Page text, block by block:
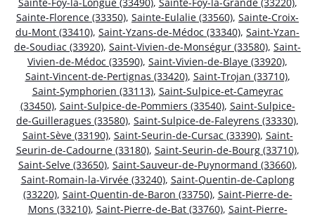
Sainte-Florence (33350), Sainte-Eulalie (33560), Sainte-Croix-
du-Mont (33410), Saint-Yzans-de-Médoc (33340), Saint-Yzan-
de-Soudiac (33920), Saint-Vivien-de-Monségur (33580), Saint-
Vivien-de-Médoc (33590), Saint-Vivien-de-Blaye (33920),
Saint-Vincent-de-Pertignas (33420), Saint-Trojan (33710),
Saint-Symphorien (33113), Saint-Sulpice-et-Cameyrac
(33450), Saint-Sulpice-de-Pommiers (33540), Saint-Sulpice-
de-Guilleragues (33580), Saint-Sulpice-de-Faleyrens (33330),
Saint-Sève (33190), Saint-Seurin-de-Cursac (33390), Saint-
Seurin-de-Cadourne (33180), Saint-Seurin-de-Bourg (33710),
Saint-Selve (33650), Saint-Sauveur-de-Puynormand (33660),
Saint-Romain-la-Virvée (33240), Saint-Quentin-de-Caplong
(33220), Saint-Quentin-de-Baron (33750), Saint-Pierre-de-
Mons (33210), Saint-Pierre-de-Bat (33760), Saint-Pierre-